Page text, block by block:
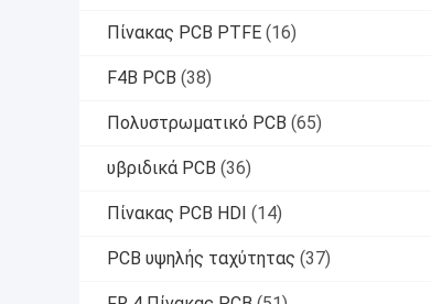
Πίνακας PCB PTFE (16)
F4B PCB (38)
Πολυστρωματικό PCB (65)
υβριδικά PCB (36)
Πίνακας PCB HDI (14)
PCB υψηλής ταχύτητας (37)